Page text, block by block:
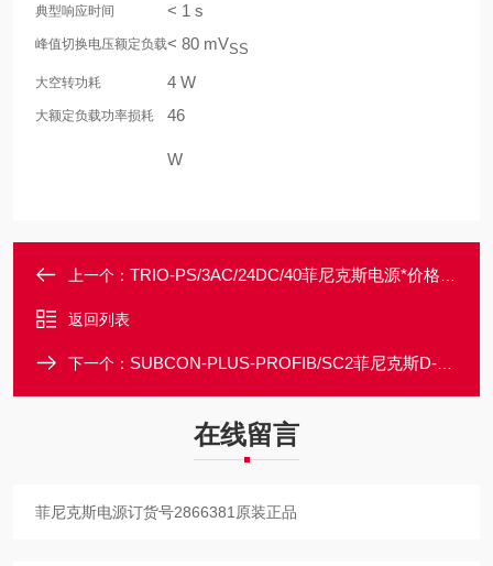
典型响应时间 < 1 s
峰值切换电压额定负载< 80 mVSS
大空转功耗 4 W
大额定负载功率损耗 46
W
上一个： TRIO-PS/3AC/24DC/40菲尼克斯电源*价格优势大
返回列表
下一个： SUBCON-PLUS-PROFIB/SC2菲尼克斯D-SUB总线连接器大量现货
在线留言